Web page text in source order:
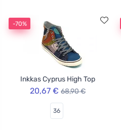
-70%
Inkkas Cyprus High Top
20,67 € 68,90 €
36